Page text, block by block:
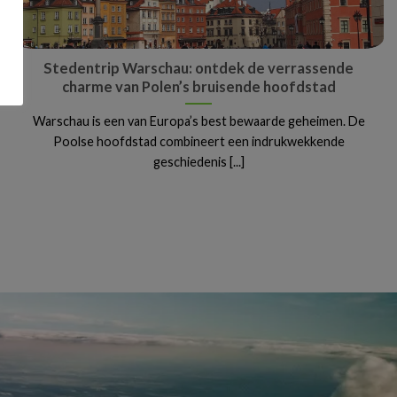
Stedentrip Warschau: ontdek de verrassende
charme van Polen’s bruisende hoofdstad
Warschau is een van Europa’s best bewaarde geheimen. De
Poolse hoofdstad combineert een indrukwekkende
geschiedenis [...]